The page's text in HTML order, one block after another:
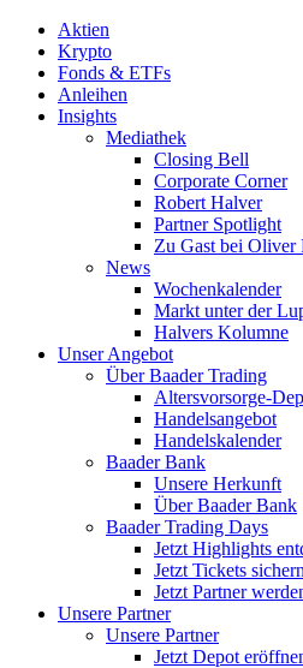
Aktien
Krypto
Fonds & ETFs
Anleihen
Insights
Mediathek
Closing Bell
Corporate Corner
Robert Halver
Partner Spotlight
Zu Gast bei Oliver
News
Wochenkalender
Markt unter der
Halvers Kolumne
Unser Angebot
Über Baader Trading
Altersvorsorge-
Handelsangebot
Handelskalender
Baader Bank
Unsere Herkunft
Über Baader Bank
Baader Trading Days
Jetzt Highlights
Jetzt Tickets sichern
Jetzt Partner
Unsere Partner
Unsere Partner
Jetzt Depot